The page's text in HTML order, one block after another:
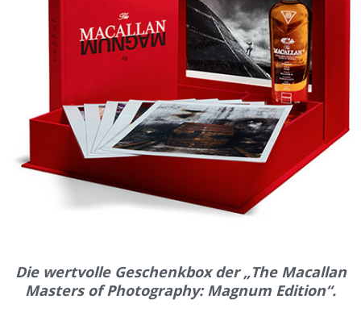
Die wertvolle Geschenkbox der „The Macallan
Masters of Photography: Magnum Edition“.